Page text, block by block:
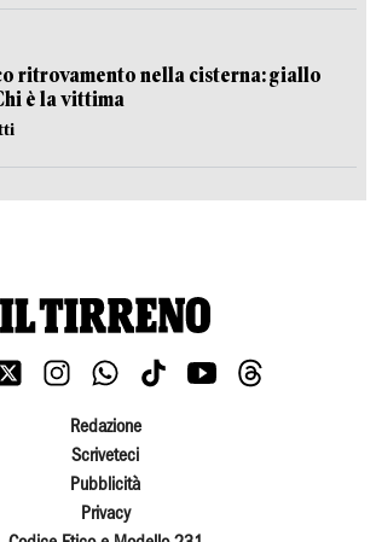
ritrovamento nella cisterna: giallo
è la vittima
Redazione
Scriveteci
Pubblicità
Privacy